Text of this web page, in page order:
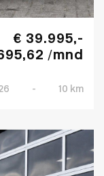
€ 39.995,-
/mnd
- 10 km